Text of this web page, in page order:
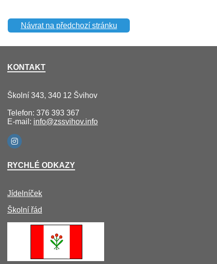
Návrat na předchozí stránku
KONTAKT
Školní 343, 340 12 Švihov
Telefon: 376 393 367
E-mail: info@zssvihov.info
RYCHLÉ ODKAZY
Jídelníček
Školní řád